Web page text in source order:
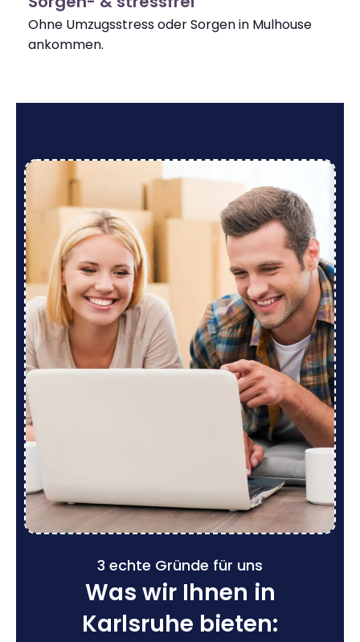
Ohne Umzugsstress oder Sorgen in Mulhouse
ankommen.
3 echte Gründe für uns
Was wir Ihnen in
Karlsruhe bieten: